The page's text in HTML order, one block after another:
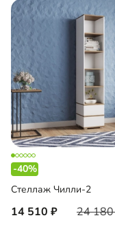
-40%
Стеллаж Чилли-2
14 510 24